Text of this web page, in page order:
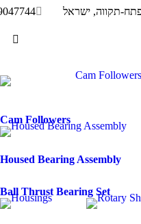
Cam Followers
Housed Bearing Assembly
Ball Thrust Bearing Set